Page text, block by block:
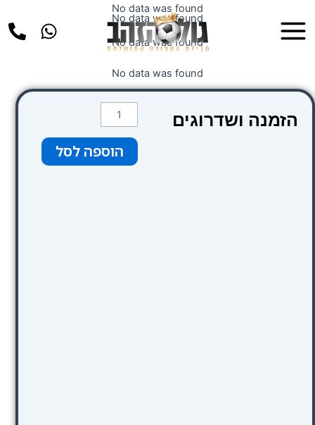
לתוכן
Menu
No data was found
No data was found
No data was found
No data was found
הזמנה ושדרוגים
כמות
של
חום הוספה לסל